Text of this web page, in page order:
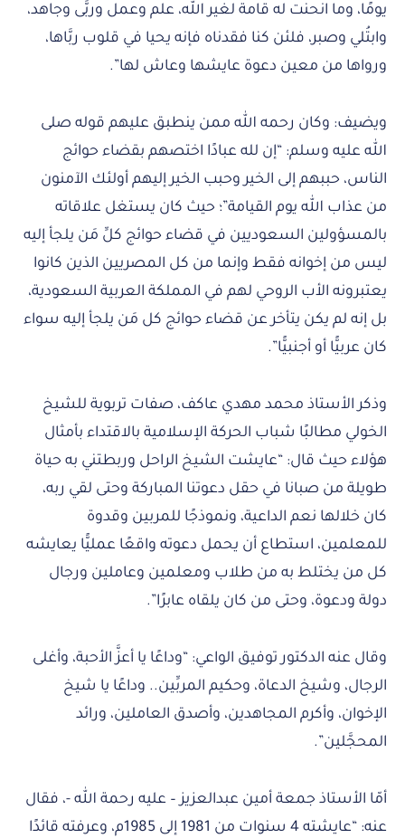
يومًا، وما انحنت له قامة لغير الله، علم وعمل وربَّى وجاهد،
وابتُلي وصبر، فلئن كنا فقدناه فإنه يحيا في قلوب ربَّاها،
ورواها من معين دعوة عايشها وعاش لها”.
ويضيف: وكان رحمه الله ممن ينطبق عليهم قوله صلى
الله عليه وسلم: “إن لله عبادًا اختصهم بقضاء حوائج
الناس، حببهم إلى الخير وحبب الخير إليهم أولئك الآمنون
من عذاب الله يوم القيامة”؛ حيث كان يستغل علاقاته
بالمسؤولين السعوديين في قضاء حوائج كلِّ مَن يلجأ إليه
ليس من إخوانه فقط وإنما من كل المصريين الذين كانوا
يعتبرونه الأب الروحي لهم في المملكة العربية السعودية،
بل إنه لم يكن يتأخر عن قضاء حوائج كل مَن يلجأ إليه سواء
كان عربيًّا أو أجنبيًّا”.
وذكر الأستاذ محمد مهدي عاكف، صفات تربوية للشيخ
الخولي مطالبًا شباب الحركة الإسلامية بالاقتداء بأمثال
هؤلاء حيث قال: “عايشت الشيخ الراحل وربطتني به حياة
طويلة من صبانا في حقل دعوتنا المباركة وحتى لقي ربه،
كان خلالها نعم الداعية، ونموذجًا للمربين وقدوة
للمعلمين، استطاع أن يحمل دعوته واقعًا عمليًّا يعايشه
كل من يختلط به من طلاب ومعلمين وعاملين ورجال
دولة ودعوة، وحتى من كان يلقاه عابرًا”.
وقال عنه الدكتور توفيق الواعي: “وداعًا يا أعزَّ الأحبة، وأغلى
الرجال، وشيخ الدعاة، وحكيم المربِّين.. وداعًا يا شيخ
الإخوان، وأكرم المجاهدين، وأصدق العاملين، ورائد
المحجَّلين”.
أمّا الأستاذ جمعة أمين عبدالعزيز – عليه رحمة الله -، فقال
عنه: “عايشته 4 سنوات من 1981 إلى 1985م، وعرفته قائدًا